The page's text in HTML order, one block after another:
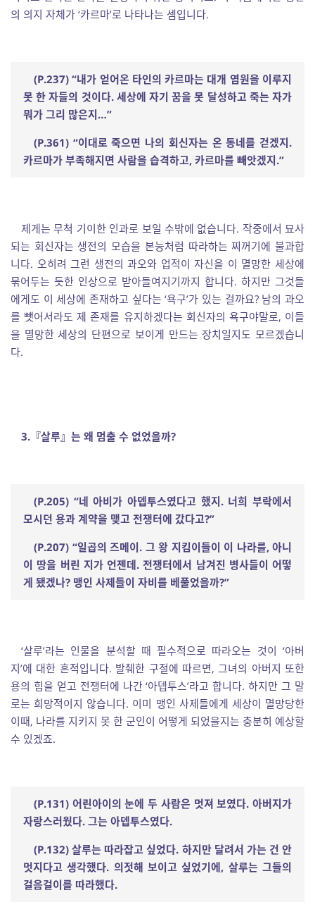
의 의지 자체가 ‘카르마’로 나타나는 셈입니다.
(P.237) “내가 얻어온 타인의 카르마는 대개 염원을 이루지
못 한 자들의 것이다. 세상에 자기 꿈을 못 달성하고 죽는 자가
뭐가 그리 많은지…”
(P.361) “이대로 죽으면 나의 회신자는 온 동네를 걷겠지.
카르마가 부족해지면 사람을 습격하고, 카르마를 빼앗겠지.”
제게는 무척 기이한 인과로 보일 수밖에 없습니다. 작중에서 묘사
되는 회신자는 생전의 모습을 본능처럼 따라하는 찌꺼기에 불과합
니다. 오히려 그런 생전의 과오와 업적이 자신을 이 멸망한 세상에
묶어두는 듯한 인상으로 받아들여지기까지 합니다. 하지만 그것들
에게도 이 세상에 존재하고 싶다는 ‘욕구’가 있는 걸까요? 남의 과오
를 뺏어서라도 제 존재를 유지하겠다는 회신자의 욕구야말로, 이들
을 멸망한 세상의 단편으로 보이게 만드는 장치일지도 모르겠습니
다.
3. 『살루』 는 왜 멈출 수 없었을까?
(P.205) “네 아비가 아뎁투스였다고 했지. 너희 부락에서
모시던 용과 계약을 맺고 전쟁터에 갔다고?”
(P.207) “일곱의 즈메이. 그 왕 지킴이들이 이 나라를, 아니
이 땅을 버린 지가 언젠데.전쟁터에서 남겨진 병사들이 어떻
게 됐겠나? 맹인 사제들이 자비를 베풀었을까?”
‘살루’라는 인물을 분석할 때 필수적으로 따라오는 것이 ‘아버
지’에 대한 흔적입니다. 발췌한 구절에 따르면, 그녀의 아버지 또한
용의 힘을 얻고 전쟁터에 나간 ‘아뎁투스’라고 합니다. 하지만 그 말
로는 희망적이지 않습니다. 이미 맹인 사제들에게 세상이 멸망당한
이때, 나라를 지키지 못 한 군인이 어떻게 되었을지는 충분히 예상할
수 있겠죠.
(P.131) 어린아이의 눈에 두 사람은 멋져 보였다.아버지가
자랑스러웠다. 그는 아뎁투스였다.
(P.132)살루는 따라잡고 싶었다. 하지만 달려서 가는 건 안
멋지다고 생각했다. 의젓해 보이고 싶었기에, 살루는 그들의
걸음걸이를 따라했다.